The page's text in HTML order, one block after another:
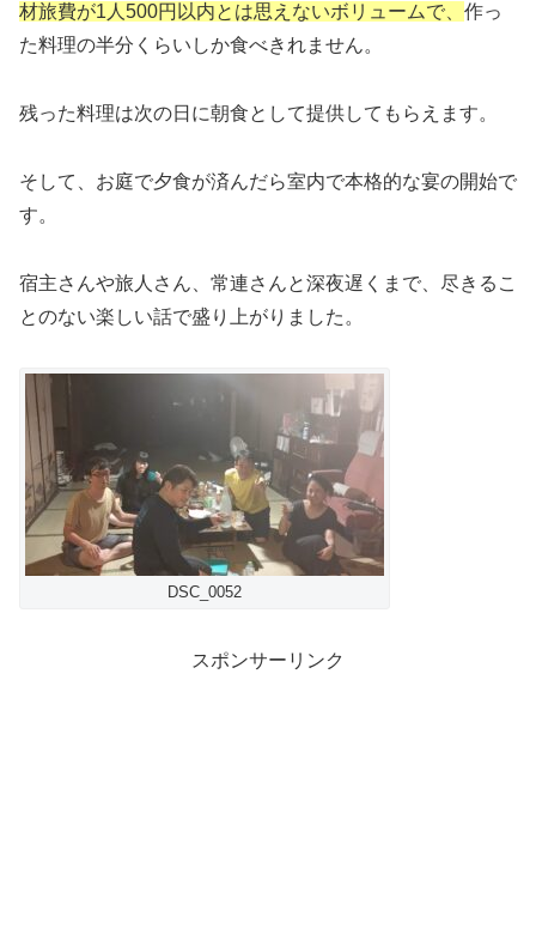
材旅費が1人500円以内とは思えないボリュームで、 作っ
た料理の半分くらいしか食べきれません。
残った料理は次の日に朝食として提供してもらえます。
そして、お庭で夕食が済んだら室内で本格的な宴の開始で
す。
宿主さんや旅人さん、常連さんと深夜遅くまで、尽きるこ
とのない楽しい話で盛り上がりました。
DSC_0052
スポンサーリンク